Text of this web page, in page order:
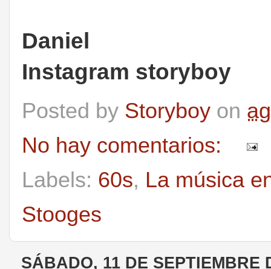
Daniel
Instagram storyboy
Posted by Storyboy on
No hay comentarios:
Labels: 60s, La música
Stooges
SÁBADO, 11 DE SEPTIEMBRE